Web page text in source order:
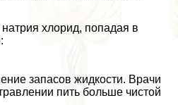
хлорид, попадая в
запасов жидкости. Врачи
пить больше чистой